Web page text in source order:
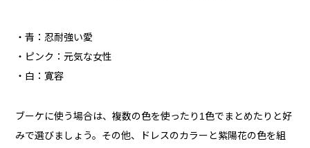
青：忍耐強い愛
ピンク：元気な女性
白：寛容
ブーケに使う場合は、複数の色を使ったり1色でまとめたりと好
みで選びましょう。その他、ドレスのカラーと紫陽花の色を組